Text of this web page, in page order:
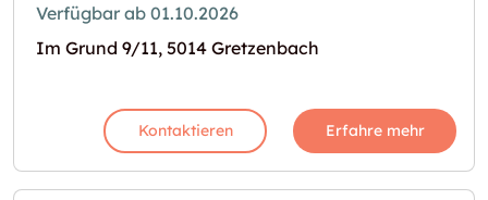
Verfügbar ab 01.10.2026
Im Grund 9/11, 5014 Gretzenbach
Kontaktieren Erfahre mehr